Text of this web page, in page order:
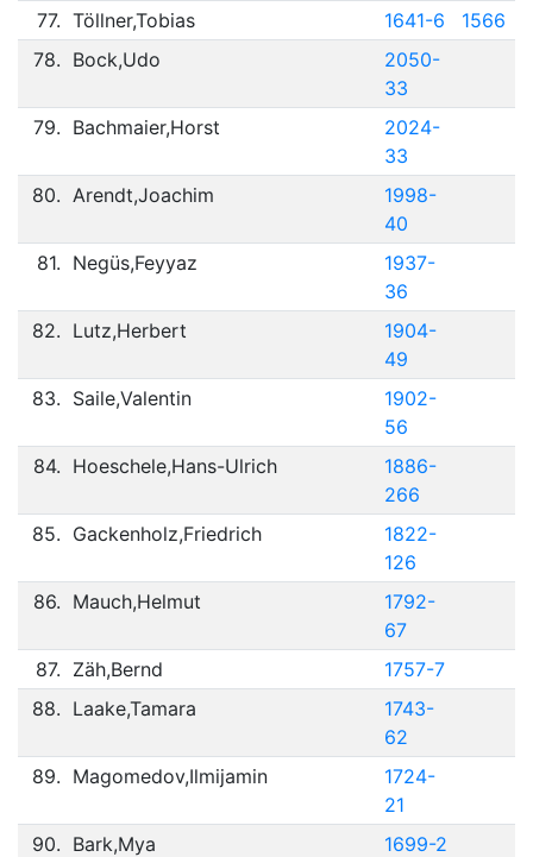
77. Töllner,Tobias 1641-6
1566
78. Bock,Udo
2050-
33
79. Bachmaier,Horst
2024-
33
80. Arendt,Joachim
1998-
40
81. Negüs,Feyyaz
1937-
36
82. Lutz,Herbert
1904-
49
83. Saile,Valentin
1902-
56
84. Hoeschele,Hans-Ulrich
1886-
266
85. Gackenholz,Friedrich
1822-
126
86. Mauch,Helmut
1792-
67
87. Zäh,Bernd
1757-7
88. Laake,Tamara
1743-
62
89. Magomedov,Ilmijamin
1724-
21
90. Bark,Mya
1699-2